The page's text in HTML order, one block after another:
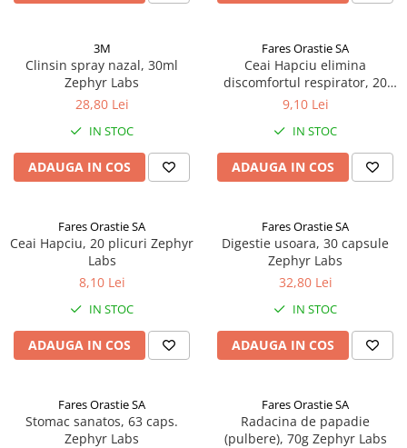
Dieta
Altele-Suplimente alimentare
Promo Ianuarie-Septembrie
3M
Clinsin spray nazal, 30ml
Zephyr Labs
28,80 Lei
IN STOC
ADAUGA IN COS
Fares Orastie SA
Ceai Hapciu elimina
discomfortul respirator, 20
plicuri Zephyr Labs
9,10 Lei
IN STOC
ADAUGA IN COS
Fares Orastie SA
Ceai Hapciu, 20 plicuri Zephyr
Labs
8,10 Lei
IN STOC
ADAUGA IN COS
Fares Orastie SA
Digestie usoara, 30 capsule
Zephyr Labs
32,80 Lei
IN STOC
ADAUGA IN COS
Fares Orastie SA
Stomac sanatos, 63 caps.
Zephyr Labs
Fares Orastie SA
Radacina de papadie
(pulbere), 70g Zephyr Labs